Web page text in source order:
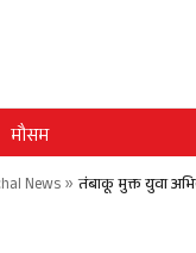
मौसम
News» तंबाकू मुक्त युवा